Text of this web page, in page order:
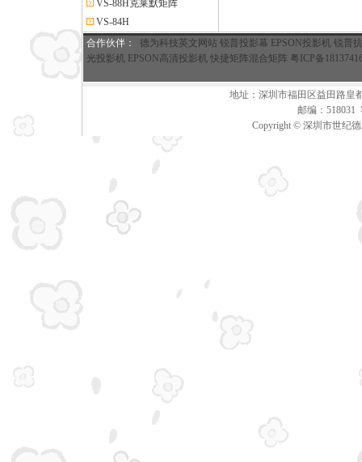
VS-88H克莱默矩阵
VS-84H
合作伙伴 ： 德为科技英文网站 锐普投影幕 EPSON投影机 锐普
光投影机 EPSON高清投影机 快捷矩阵混合矩阵 粤ICP备
地址：深圳市福田区益田路皇
邮编：518031
Copyright © 深圳市世纪